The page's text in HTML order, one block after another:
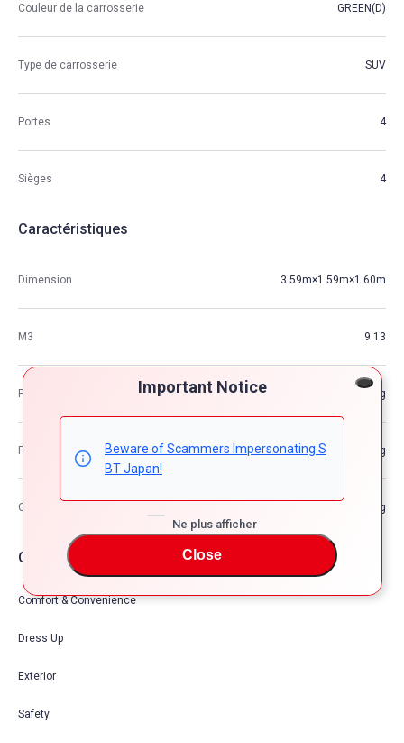
Important Notice
Beware of Scammers Impersonating S
BT Japan!
Ne plus afficher
Close
Couleur de la carrosserie GREEN(D)
Type de carrosserie SUV
Portes 4
Sièges 4
Caractéristiques
Dimension 3.59m×1.59m×1.60m
M3 9.13
Poids du véhicule —kg
Poids brut du véhicule —kg
Capacité de chargement maximale —kg
Options
Comfort & Convenience
Dress Up
Exterior
Safety